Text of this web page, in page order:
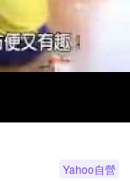
Yahoo自營